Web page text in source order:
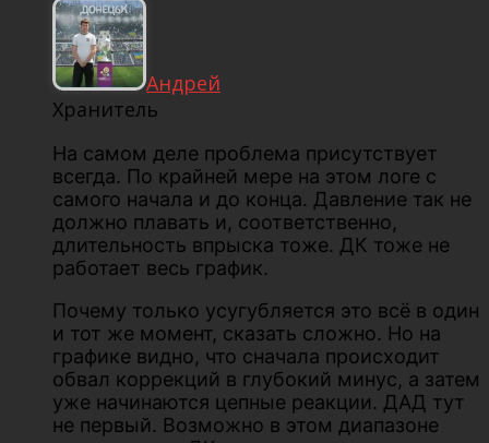
Андрей
Хранитель
На самом деле проблема присутствует
всегда. По крайней мере на этом логе с
самого начала и до конца. Давление так не
должно плавать и, соответственно,
длительность впрыска тоже. ДК тоже не
работает весь график.
Почему только усугубляется это всё в один
и тот же момент, сказать сложно. Но на
графике видно, что сначала происходит
обвал коррекций в глубокий минус, а затем
уже начинаются цепные реакции. ДАД тут
не первый. Возможно в этом диапазоне